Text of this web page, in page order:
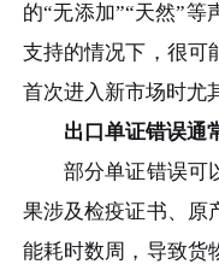
的“无添加”“天然”
支持的情况下，很可
首次进入新市场时尤
出口单证错误通
部分单证错误可以
果涉及检疫证书、原
能耗时数周，导致货